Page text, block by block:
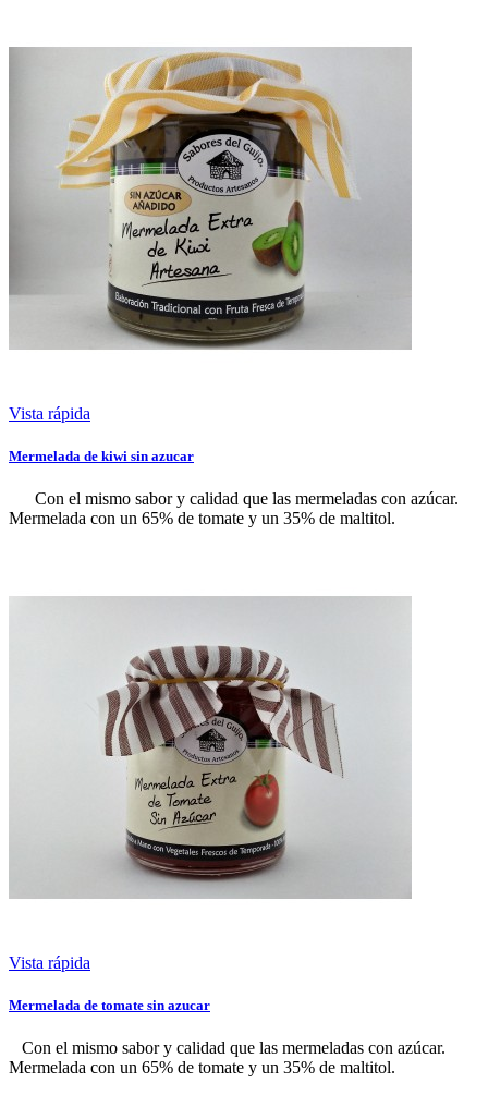
Vista rápida
Mermelada de kiwi sin azucar
Con el mismo sabor y calidad que las mermeladas con azúcar.
Mermelada con un 65% de tomate y un 35% de maltitol.
Vista rápida
Mermelada de tomate sin azucar
Con el mismo sabor y calidad que las mermeladas con azúcar.
Mermelada con un 65% de tomate y un 35% de maltitol.